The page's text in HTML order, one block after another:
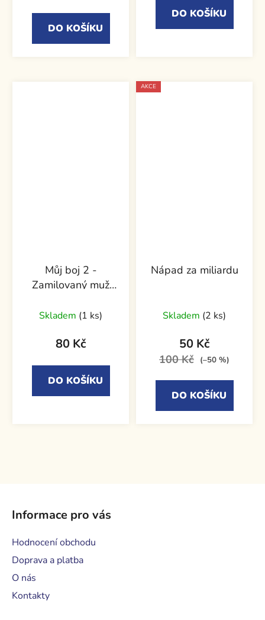
DO KOŠÍKU
DO KOŠÍKU
Můj boj 2 -
Zamilovaný muž
Skladem (1 ks)
80 Kč
DO KOŠÍKU
AKCE
Nápad za miliardu
Skladem (2 ks)
50 Kč
100 Kč (–50 %)
DO KOŠÍKU
Informace pro vás
Hodnocení obchodu
Doprava a platba
O nás
Kontakty